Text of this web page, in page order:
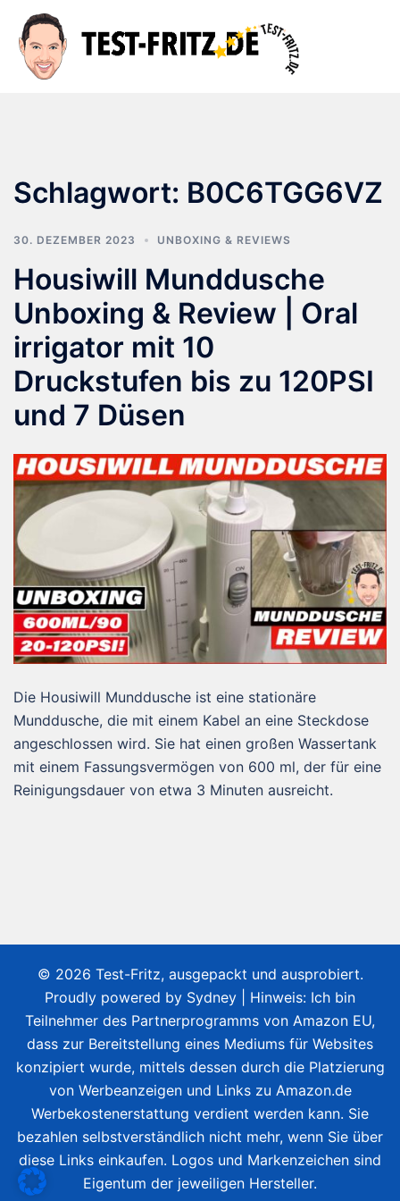
Inhalt
springen
Schlagwort: B0C6TGG6VZ
30. DEZEMBER 2023 UNBOXING & REVIEWS
Housiwill Munddusche
Unboxing & Review | Oral
irrigator mit 10
Druckstufen bis zu 120PSI
und 7 Düsen
Die Housiwill Munddusche ist eine stationäre
Munddusche, die mit einem Kabel an eine Steckdose
angeschlossen wird. Sie hat einen großen Wassertank
mit einem Fassungsvermögen von 600 ml, der für eine
Reinigungsdauer von etwa 3 Minuten ausreicht.
© 2026 Test-Fritz, ausgepackt und ausprobiert.
Proudly powered by Sydney | Hinweis: Ich bin
Teilnehmer des Partnerprogramms von Amazon EU,
dass zur Bereitstellung eines Mediums für Websites
konzipiert wurde, mittels dessen durch die Platzierung
von Werbeanzeigen und Links zu Amazon.de
Werbekostenerstattung verdient werden kann. Sie
bezahlen selbstverständlich nicht mehr, wenn Sie über
diese Links einkaufen. Logos und Markenzeichen sind
Eigentum der jeweiligen Hersteller.